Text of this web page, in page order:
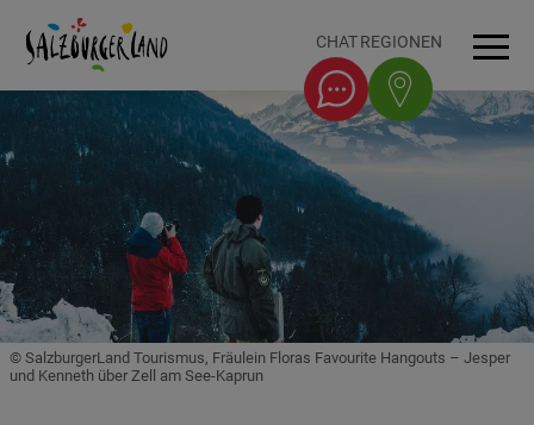
Zum InhaltAccesskey
[0]
Zur NavigationAccesskey
[1]
Zum Seitenanfang
Zum Fuß-BereichAccesskey
[3] CHAT REGIONEN
© SalzburgerLand Tourismus, Fräulein Floras Favourite Hangouts – Jesper
und Kenneth über Zell am See-Kaprun